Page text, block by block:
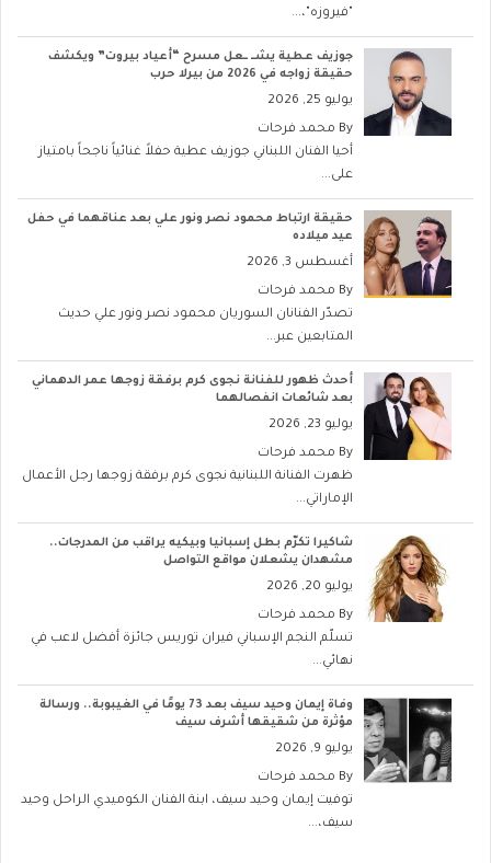
"فيروزه"،...
جوزيف عطية يشــ ــعل مسرح “أعياد بيروت” ويكشف
حقيقة زواجه في 2026 من بيرلا حرب
يوليو 25, 2026
By محمد فرحات
أحيا الفنان اللبناني جوزيف عطية حفلاً غنائياً ناجحاً بامتياز
على...
حقيقة ارتباط محمود نصر ونور علي بعد عناقهما في حفل
عيد ميلاده
أغسطس 3, 2026
By محمد فرحات
تصدّر الفنانان السوريان محمود نصر ونور علي حديث
المتابعين عبر...
أحدث ظهور للفنانة نجوى كرم برفقة زوجها عمر الدهماني
بعد شائعات انفصالهما
يوليو 23, 2026
By محمد فرحات
ظهرت الفنانة اللبنانية نجوى كرم برفقة زوجها رجل الأعمال
الإماراتي...
شاكيرا تكرّم بطل إسبانيا وبيكيه يراقب من المدرجات..
مشهدان يشعلان مواقع التواصل
يوليو 20, 2026
By محمد فرحات
تسلّم النجم الإسباني فيران توريس جائزة أفضل لاعب في
نهائي...
وفاة إيمان وحيد سيف بعد 73 يومًا في الغيبوبة.. ورسالة
مؤثرة من شقيقها أشرف سيف
يوليو 9, 2026
By محمد فرحات
توفيت إيمان وحيد سيف، ابنة الفنان الكوميدي الراحل وحيد
سيف،...